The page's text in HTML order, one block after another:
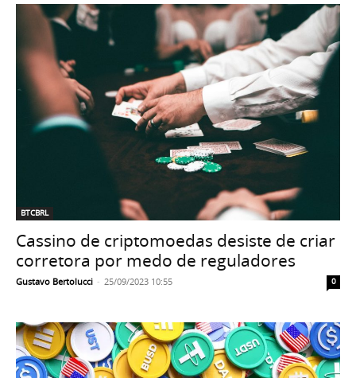
BTCBRL
Cassino de criptomoedas desiste de criar
corretora por medo de reguladores
Gustavo Bertolucci - 25/09/2023 10:55 0